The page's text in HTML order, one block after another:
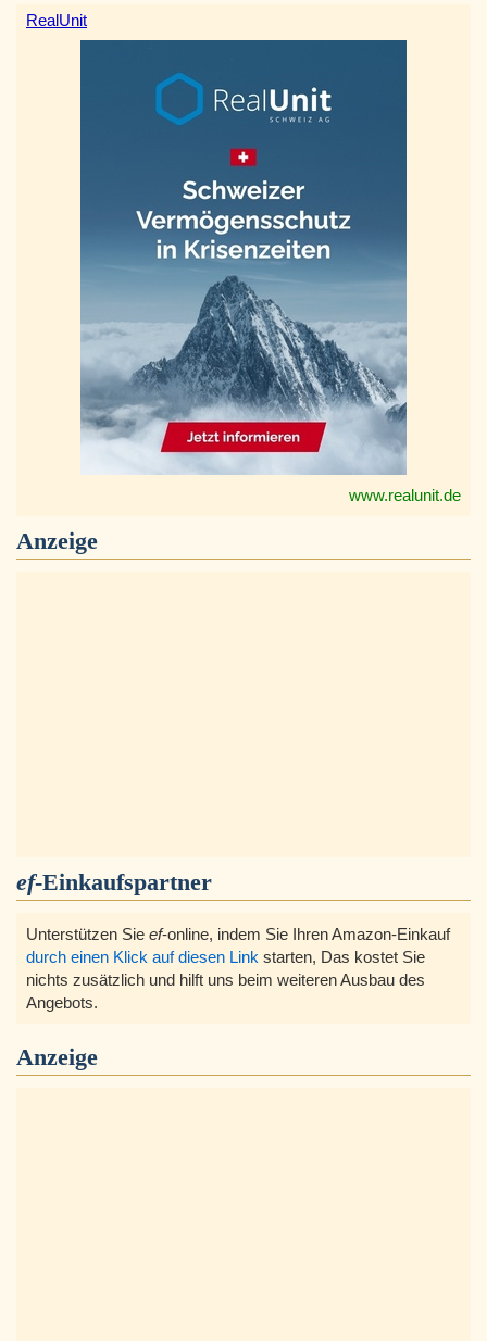
RealUnit
www.realunit.de
Anzeige
ef-Einkaufspartner
Unterstützen Sie ef-online, indem Sie Ihren Amazon-Einkauf
durch einen Klick auf diesen Link starten, Das kostet Sie
nichts zusätzlich und hilft uns beim weiteren Ausbau des
Angebots.
Anzeige